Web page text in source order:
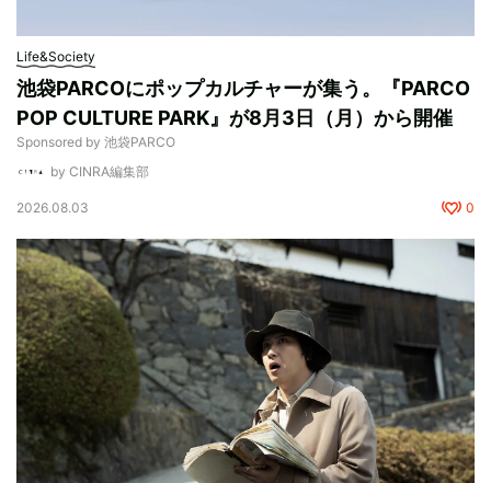
Life&Society
池袋PARCOにポップカルチャーが集う。『PARCO
POP CULTURE PARK』が8月3日（月）から開催
Sponsored by 池袋PARCO
by CINRA編集部
2026.08.03 0